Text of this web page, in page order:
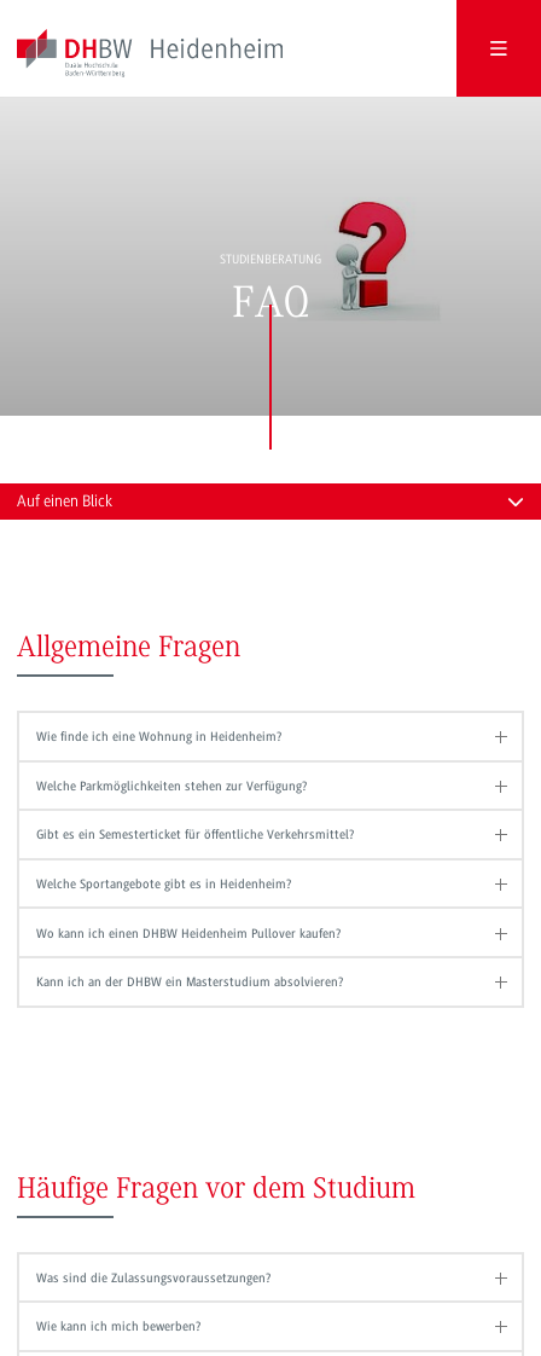
STUDIENBERATUNG
FAQ
Auf einen Blick
Allgemeine Fragen
Wie finde ich eine Wohnung in Heidenheim?
Welche Parkmöglichkeiten stehen zur Verfügung?
Gibt es ein Semesterticket für öffentliche Verkehrsmittel?
Welche Sportangebote gibt es in Heidenheim?
Wo kann ich einen DHBW Heidenheim Pullover kaufen?
Kann ich an der DHBW ein Masterstudium absolvieren?
Häufige Fragen vor dem Studium
Was sind die Zulassungsvoraussetzungen?
Wie kann ich mich bewerben?